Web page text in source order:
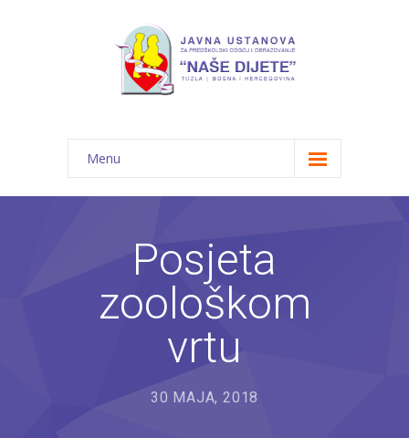
Menu
Početna
-- JU "Naše dijete"
Posjeta
zoološkom
vrtu
30 MAJA, 2018